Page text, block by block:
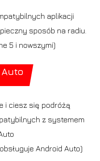
aplikacji
sposób na radiu.
5 i nowszymi)
i ciesz się podróżą
z systemem
Android Auto)